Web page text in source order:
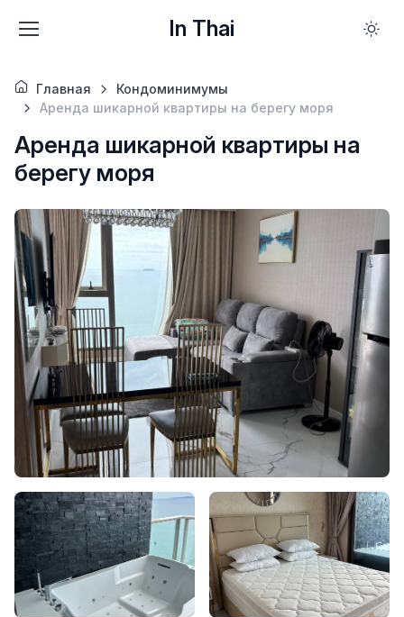
In Thai
Главная
Кондоминимумы
Аренда шикарной квартиры на берегу моря
Аренда шикарной квартиры на
берегу моря